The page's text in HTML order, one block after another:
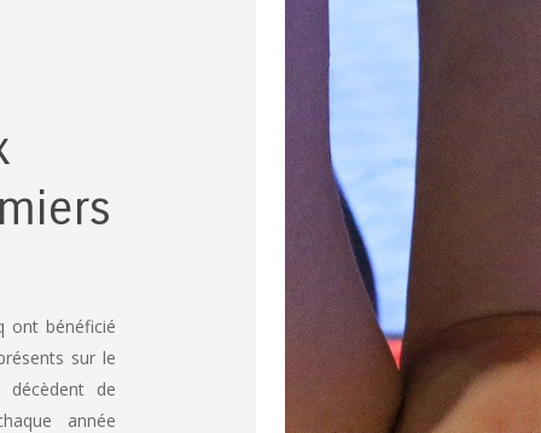
ont bénéficié
sur le
décèdent de
année